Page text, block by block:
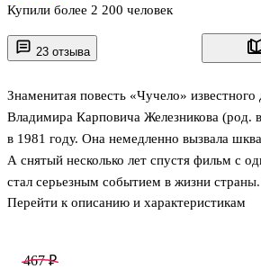
23 отзыва
Знаменитая повесть «Чучело» известного
Владимира Карповича Железникова (род.
в 1981 году. Она немедленно вызвала
А снятый несколько лет спустя фильм с
стал серьезным событием в жизни
Бессольцева неловкая чудачка, над ней
Перейти к описанию и характеристикам
Купили более 2 200 человек
467 ₽